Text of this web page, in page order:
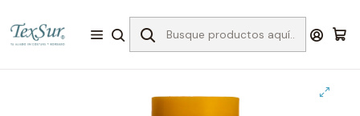
Hilos para Bordar
Enkalen 4.000 mts
3433 hilo bordar rosado palido 4000 mts.